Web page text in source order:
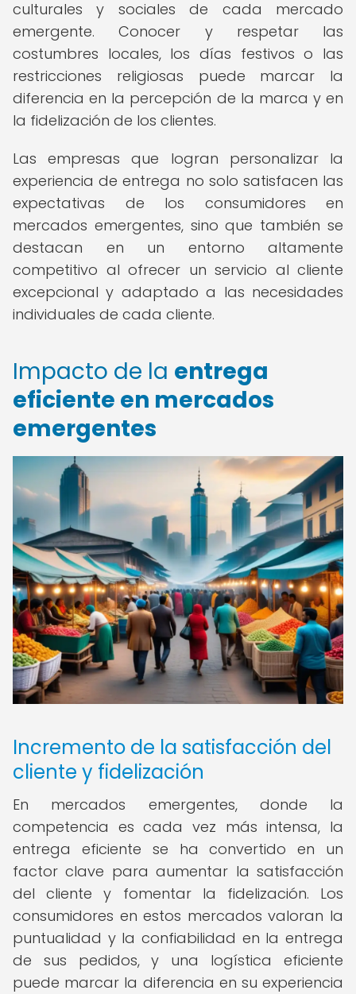
culturales y sociales de cada mercado
emergente. Conocer y respetar las
costumbres locales, los días festivos o las
restricciones religiosas puede marcar la
diferencia en la percepción de la marca y en
la fidelización de los clientes.
Las empresas que logran personalizar la
experiencia de entrega no solo satisfacen las
expectativas de los consumidores en
mercados emergentes, sino que también se
destacan en un entorno altamente
competitivo al ofrecer un servicio al cliente
excepcional y adaptado a las necesidades
individuales de cada cliente.
Impacto de la entrega
eficiente en mercados
emergentes
Incremento de la satisfacción del
cliente y fidelización
En mercados emergentes, donde la
competencia es cada vez más intensa, la
entrega eficiente se ha convertido en un
factor clave para aumentar la satisfacción
del cliente y fomentar la fidelización. Los
consumidores en estos mercados valoran la
puntualidad y la confiabilidad en la entrega
de sus pedidos, y una logística eficiente
puede marcar la diferencia en su experiencia